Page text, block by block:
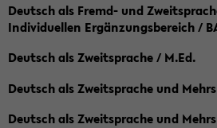
Deutsch als Fremd- und
Individuellen Ergänzungsbereich /
Deutsch als Zweitsprache / M.Ed.
Deutsch als Zweitsprache und
Deutsch als Zweitsprache und